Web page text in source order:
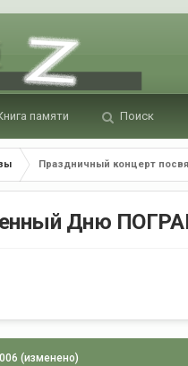
памяти Поиск
Праздничный концерт
Дню
(изменено)